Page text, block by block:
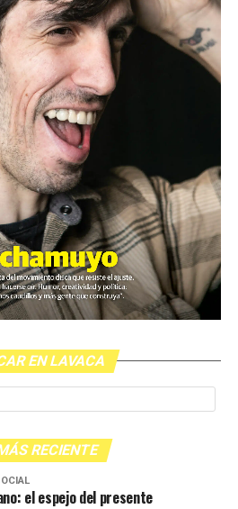
EN LAVACA
RECIENTE
el espejo del presente